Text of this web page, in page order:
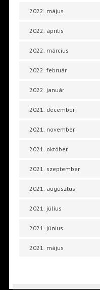
2022. május
2022. április
2022. március
2022. február
2022. január
2021. december
2021. november
2021. október
2021. szeptember
2021. augusztus
2021. július
2021. június
2021. május